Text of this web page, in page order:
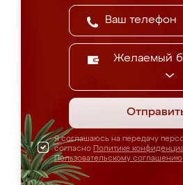
Желаемый
Я соглашаюсь на передачу
согласно Политике
Пользовательскому соглашению